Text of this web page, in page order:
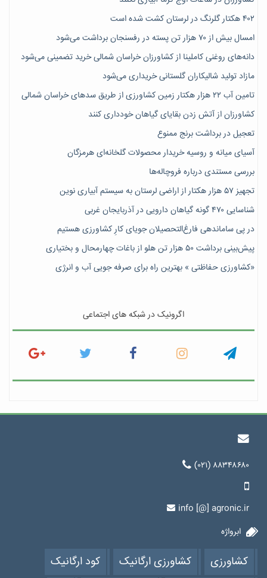
۴۰۲ هکتار گلرنگ در لرستان کشت شده است
امسال بیش از ۷۰ هزار تن پسته در رفسنجان برداشت می‌شود
دانه‌های روغنی کاملینا از کشاورزان خراسان شمالی خرید تضمینی می‌شود
مازاد تولید شالیکاران گلستانی خریداری می‌شود
تامین آب ۲۲ هزار هکتار زمین کشاورزی از طریق سدهای خراسان شمالی
کشاورزان از آتش زدن بقایای گیاهان خودداری کنند
تعجیل در برداشت برنج ممنوع
آسیای میانه و روسیه خریدار محصولات گلخانه‌ای هرمزگان
بررسی مستندی درباره فروچاله‌ها
تجهیز ۵۷ هزار هکتار از اراضی لرستان به سیستم آبیاری نوین
شناسایی ۴۷٠ گونه گیاهان دارویی در آذربایجان غربی
در پی ساماندهی فارغ‌التحصیلان جویای کارِ کشاورزی هستیم
پیش‎‌بینی برداشت ۵۰ هزار تن هلو از باغات چهارمحال و بختیاری
«کشاورزی حفاظتی » بهترین راه برای صرفه جویی آب و انرژی
اگرونیک در شبکه های اجتماعی
(۰۲۱) ۸۸۳۴۸۶۸۰
info [@] agronic.ir
ابرواژه
کشاورزی کشاورزی ارگانیک کود ارگانیک